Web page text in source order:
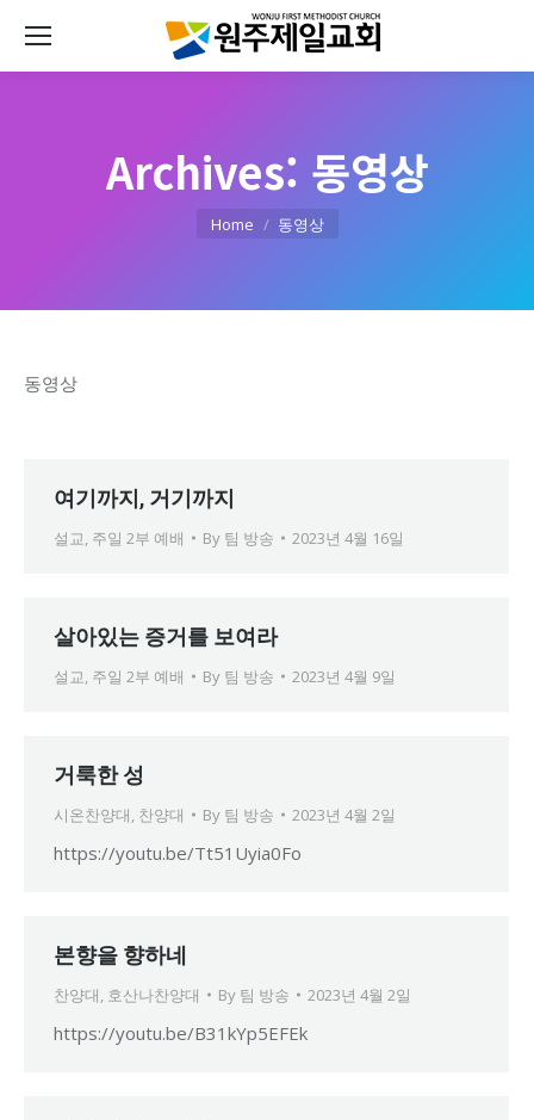
Archives: 동영상
Home 동영상
동영상
여기까지, 거기까지
설교, 주일 2부 예배 By 팀 방송 2023년 4월 16일
살아있는 증거를 보여라
설교, 주일 2부 예배 By 팀 방송 2023년 4월 9일
거룩한 성
시온찬양대, 찬양대 By 팀 방송 2023년 4월 2일
https://youtu.be/Tt51Uyia0Fo
본향을 향하네
찬양대, 호산나찬양대 By 팀 방송 2023년 4월 2일
https://youtu.be/B31kYp5EFEk